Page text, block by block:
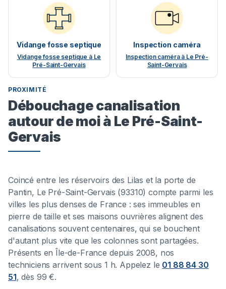
Vidange fosse septique
Vidange fosse septique à Le
Pré-Saint-Gervais
Inspection caméra
Inspection caméra à Le Pré-
Saint-Gervais
PROXIMITÉ
Débouchage canalisation
autour de moi à Le Pré-Saint-
Gervais
Coincé entre les réservoirs des Lilas et la porte de
Pantin, Le Pré-Saint-Gervais (93310) compte parmi les
villes les plus denses de France : ses immeubles en
pierre de taille et ses maisons ouvrières alignent des
canalisations souvent centenaires, qui se bouchent
d'autant plus vite que les colonnes sont partagées.
Présents en Île-de-France depuis 2008, nos
techniciens arrivent sous 1 h. Appelez le 01 88 84 30
51, dès 99 €.